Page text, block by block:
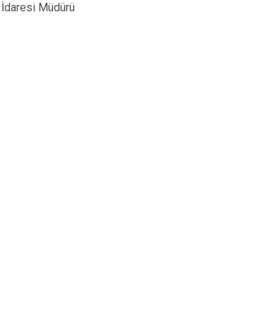
İhsaniye
Müdürü